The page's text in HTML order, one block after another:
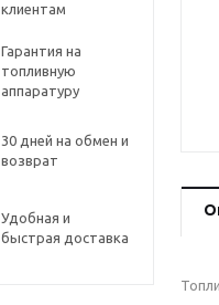
клиентам
Гарантия на
топливную
аппаратуру
30 дней на обмен и
возврат
Удобная и
быстрая доставка